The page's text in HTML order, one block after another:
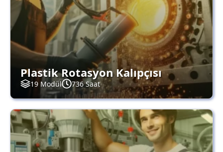
Plastik Rotasyon Kalıpçısı
19 Modül 736 Saat